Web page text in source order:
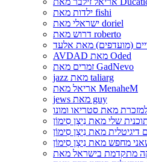
ילדות מאת fishi
ישראלי מאת doriel
דרוש מאת roberto
(מועדפים) מאת אלעד
AVDAD מאת Oded
זמרים מאת GadNevo
jazz מאת taliarg
אריאל מאת MenaheM
jews מאת guy
מאת סטריאו ומונו